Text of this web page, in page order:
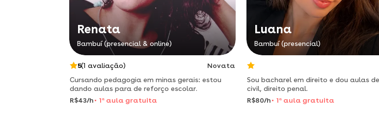
Renata
Bambuí (presencial & online)
5(1 avaliação)
Novata
Cursando pedagogia em minas gerais: estou
dando aulas para de reforço escolar.
R$43/h
1 a aula gratuita
Luana
Bambuí (presencial)
Sou bacharel em direito e dou aulas
civil, direito penal.
R$80/h
1 a aula gratuita